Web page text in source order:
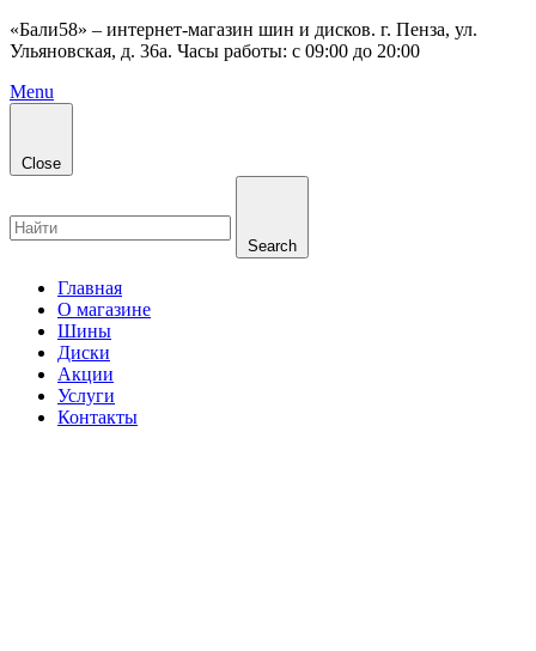
«Бали58» – интернет-магазин шин и дисков. г. Пенза, ул.
Ульяновская, д. 36а. Часы работы: с 09:00 до 20:00
Menu
Close
Search
Главная
О магазине
Шины
Диски
Акции
Услуги
Контакты